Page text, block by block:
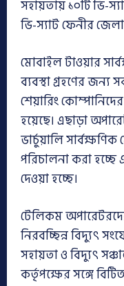
সহায়তায় ১০টি ভি-
ভি-স্যাট ফেনীর
মোবাইল টাওয়ার
ব্যবস্থা গ্রহণের
শেয়ারিং
হয়েছে। এছাড়া
ভার্চুয়ালি
পরিচালনা করা হচ্ছে
দেওয়া হচ্ছে।
টেলিকম
নিরবচ্ছিন্ন বিদ্যুৎ
সহায়তা ও বিদ্যুৎ
কর্তৃপক্ষের সঙ্গে